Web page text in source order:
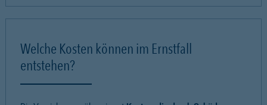
Welche Kosten können im Ernstfall
entstehen?